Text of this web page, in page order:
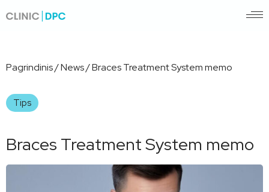
Pagrindinis/News/Braces Treatment System memo
Tips
Braces Treatment System memo